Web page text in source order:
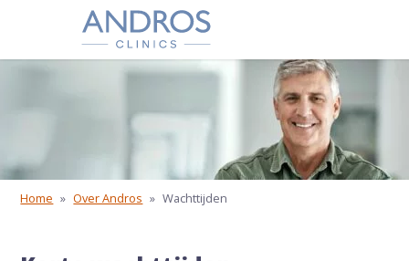
Navigatie overslaan
Home » Over Andros » Wachttijden